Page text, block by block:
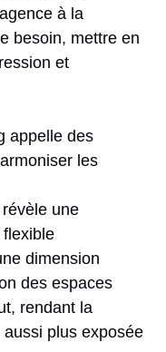
à la
besoin, mettre en
et
appelle des
les
une
dimension
des espaces
rendant la
plus exposée